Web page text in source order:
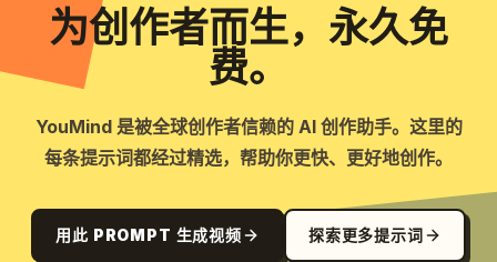
为创作者而生，永久免
费。
YouMind 是被全球创作者信赖的 AI 创作助手。这里的
每条提示词都经过精选，帮助你更快、更好地创作。
用此 PROMPT 生成视频 探索更多提示词